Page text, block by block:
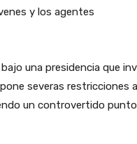
y los agentes
una presidencia que
severas restricciones
un controvertido punto